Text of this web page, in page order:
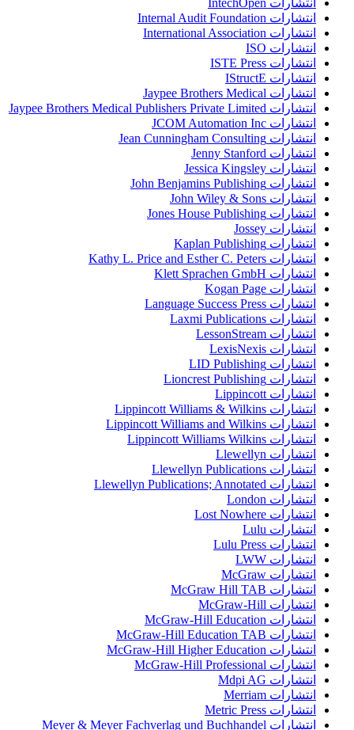
انتشارات Internal Audit Foundation
انتشارات International Association
انتشارات ISO
انتشارات ISTE Press
انتشارات IStructE
انتشارات Jaypee Brothers Medical
انتشارات Jaypee Brothers Medical Publishers Private Limited
انتشارات JCOM Automation Inc
انتشارات Jean Cunningham Consulting
انتشارات Jenny Stanford
انتشارات Jessica Kingsley
انتشارات John Benjamins Publishing
انتشارات John Wiley & Sons
انتشارات Jones House Publishing
انتشارات Jossey
انتشارات Kaplan Publishing
انتشارات Kathy L. Price and Esther C. Peters
انتشارات Klett Sprachen GmbH
انتشارات Kogan Page
انتشارات Language Success Press
انتشارات Laxmi Publications
انتشارات LessonStream
انتشارات LexisNexis
انتشارات LID Publishing
انتشارات Lioncrest Publishing
انتشارات Lippincott
انتشارات Lippincott Williams & Wilkins
انتشارات Lippincott Williams and Wilkins
انتشارات Lippincott Williams Wilkins
انتشارات Llewellyn
انتشارات Llewellyn Publications
انتشارات Llewellyn Publications; Annotated
انتشارات London
انتشارات Lost Nowhere
انتشارات Lulu
انتشارات Lulu Press
انتشارات LWW
انتشارات McGraw
انتشارات McGraw Hill TAB
انتشارات McGraw-Hill
انتشارات McGraw-Hill Education
انتشارات McGraw-Hill Education TAB
انتشارات McGraw-Hill Higher Education
انتشارات McGraw-Hill Professional
انتشارات Mdpi AG
انتشارات Merriam
انتشارات Metric Press
انتشارات Meyer & Meyer Fachverlag und Buchhandel